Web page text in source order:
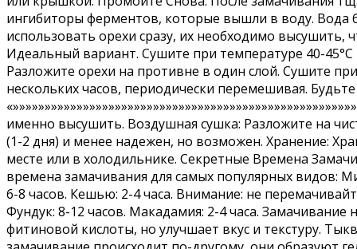
ингибиторы ферментов, которые вышли в воду. Вода
использовать орехи сразу, их необходимо высушить,
Идеальный вариант. Сушите при температуре 40-
Разложите орехи на противне в один слой. Сушите
нескольких часов, периодически перемешивая.
именно высушить. Воздушная сушка: Разложите на
(1-2 дня) и менее надежен, но возможен. Хранение:
месте или в холодильнике. Секретные Времена
времена замачивания для самых популярных видов:
6-8 часов. Кешью: 2-4 часа. Внимание: не
Фундук: 8-12 часов. Макадамия: 2-4 часа.
фитиновой кислоты, но улучшает вкус и текстуру.